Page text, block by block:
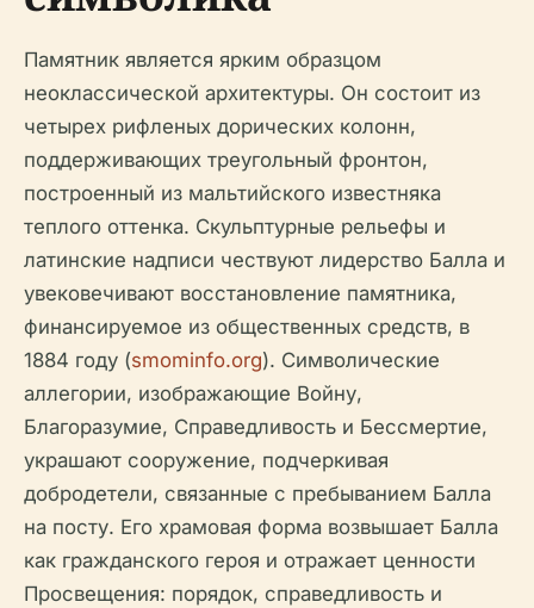
Памятник является ярким образцом
неоклассической архитектуры. Он состоит из
четырех рифленых дорических колонн,
поддерживающих треугольный фронтон,
построенный из мальтийского известняка
теплого оттенка. Скульптурные рельефы и
латинские надписи чествуют лидерство Балла и
увековечивают восстановление памятника,
финансируемое из общественных средств, в
1884 году (smominfo.org). Символические
аллегории, изображающие Войну,
Благоразумие, Справедливость и Бессмертие,
украшают сооружение, подчеркивая
добродетели, связанные с пребыванием Балла
на посту. Его храмовая форма возвышает Балла
как гражданского героя и отражает ценности
Просвещения: порядок, справедливость и